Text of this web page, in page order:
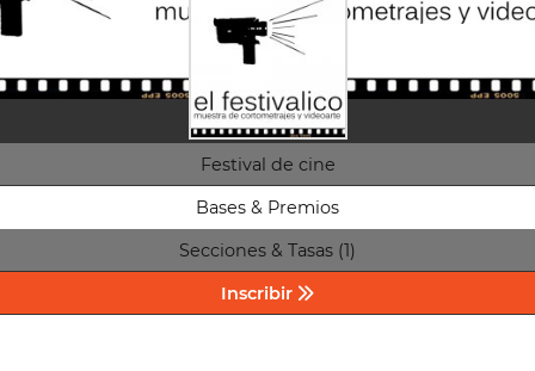
Festival de cine
Bases & Premios
Secciones & Tasas (1)
Inscribir